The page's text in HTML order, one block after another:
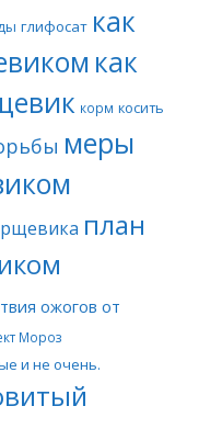
глифосат как
как
корм косить
меры
план
ожогов от
Мороз
и не очень.